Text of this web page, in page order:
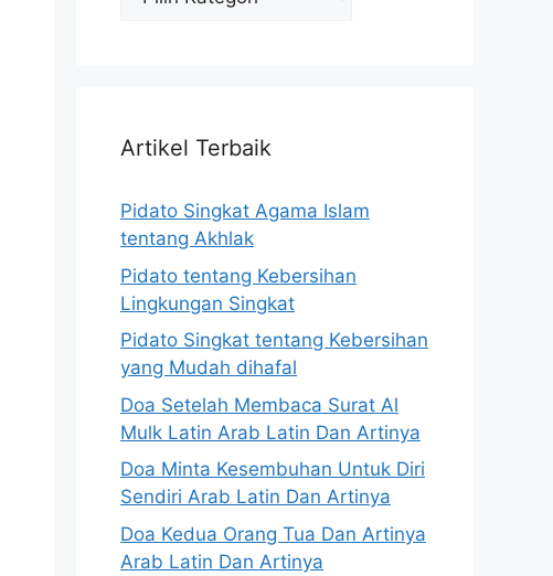
Artikel Terbaik
Pidato Singkat Agama Islam
tentang Akhlak
Pidato tentang Kebersihan
Lingkungan Singkat
Pidato Singkat tentang Kebersihan
yang Mudah dihafal
Doa Setelah Membaca Surat Al
Mulk Latin Arab Latin Dan Artinya
Doa Minta Kesembuhan Untuk Diri
Sendiri Arab Latin Dan Artinya
Doa Kedua Orang Tua Dan Artinya
Arab Latin Dan Artinya